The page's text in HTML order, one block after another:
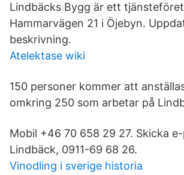
Lindbäcks Bygg är ett
Hammarvägen 21 i Öjebyn.
beskrivning.
Atelektase wiki
150 personer kommer att
omkring 250 som arbetar på
Mobil +46 70 658 29 27. Skicka
Lindbäck, 0911-69 68 26.
Vinodling i sverige historia